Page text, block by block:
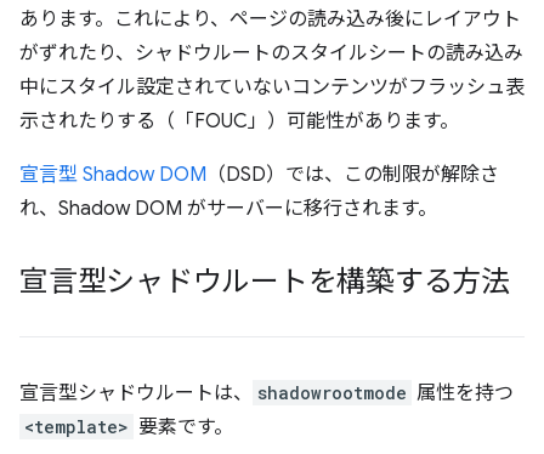
あります。これにより、ページの読み込み後にレイアウト
がずれたり、シャドウルートのスタイルシートの読み込み
中にスタイル設定されていないコンテンツがフラッシュ表
示されたりする（「FOUC」）可能性があります。
宣言型 Shadow DOM （DSD）では、この制限が解除さ
れ、Shadow DOM がサーバーに移行されます。
宣言型シャドウルートを構築する方法
宣言型シャドウルートは、 shadowrootmode 属性を持つ
<template> 要素です。